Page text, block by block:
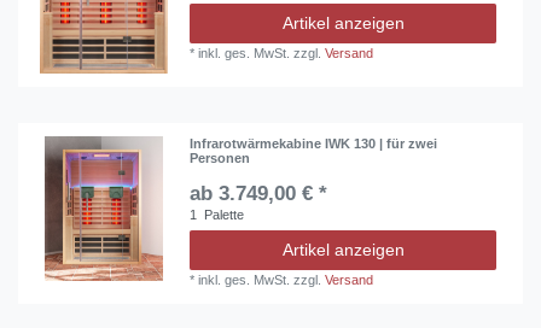
Artikel anzeigen
*inkl. ges. MwSt. zzgl.Versand
Infrarotwärmekabine IWK 130 | für zwei
Personen
ab 3.749,00 € *
1 Palette
Artikel anzeigen
*inkl. ges. MwSt. zzgl.Versand